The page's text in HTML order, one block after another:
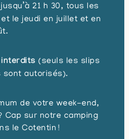
21 h 30, tous les
le jeudi en juillet et en
(seuls les slips
sont autorisés).
de votre week-end,
Cap sur notre camping
le Cotentin !